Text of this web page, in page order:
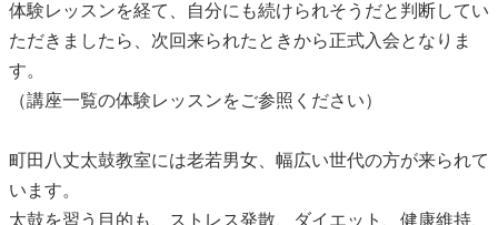
体験レッスンを経て、自分にも続けられそうだと判断してい
ただきましたら、次回来られたときから正式入会となりま
す。
（講座一覧の体験レッスンをご参照ください）
町田八丈太鼓教室には老若男女、幅広い世代の方が来られて
います。
太鼓を習う目的も、ストレス発散、ダイエット、健康維持、